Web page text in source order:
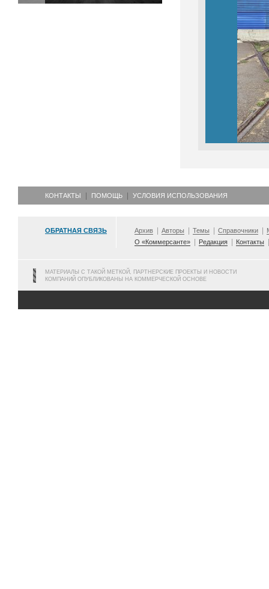
КОНТАКТЫ ПОМОЩЬ УСЛОВИЯ ИСПОЛЬЗОВАНИЯ
ОБРАТНАЯ СВЯЗЬ Архив Авторы Темы Справочники
О «Коммерсанте»
Редакция Контакты
МАТЕРИАЛЫ С ТАКОЙ МЕТКОЙ, ПАРТНЕРСКИЕ ПРОЕКТЫ И НОВОСТИ
КОМПАНИЙ ОПУБЛИКОВАНЫ НА КОММЕРЧЕСКОЙ ОСНОВЕ